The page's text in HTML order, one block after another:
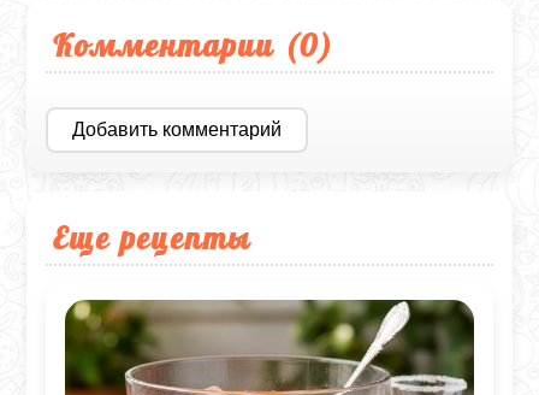
Комментарии (0)
Добавить комментарий
Еще рецепты